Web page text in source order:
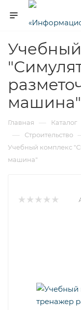
машина"
Главная — Каталог
— Строительство
Учебный комплекс
машина"